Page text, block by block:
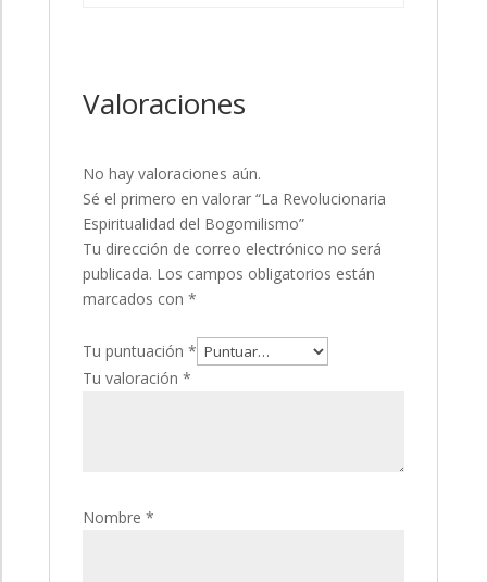
Valoraciones
No hay valoraciones aún.
Sé el primero en valorar “La Revolucionaria
Espiritualidad del Bogomilismo”
Tu dirección de correo electrónico no será
publicada. Los campos obligatorios están
marcados con *
Tu puntuación *
Tu valoración *
Nombre *